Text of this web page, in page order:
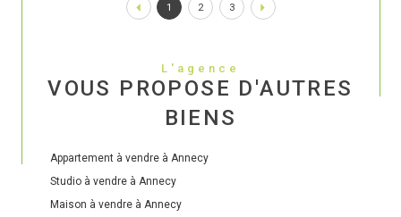
1 2 3
L'agence
VOUS PROPOSE D'AUTRES
BIENS
Appartement à vendre à Annecy
Studio à vendre à Annecy
Maison à vendre à Annecy